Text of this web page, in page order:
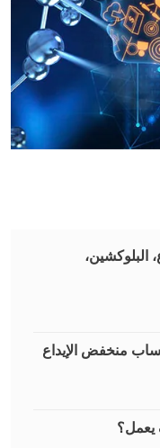
البلوكشين،
منخفض الإيداع